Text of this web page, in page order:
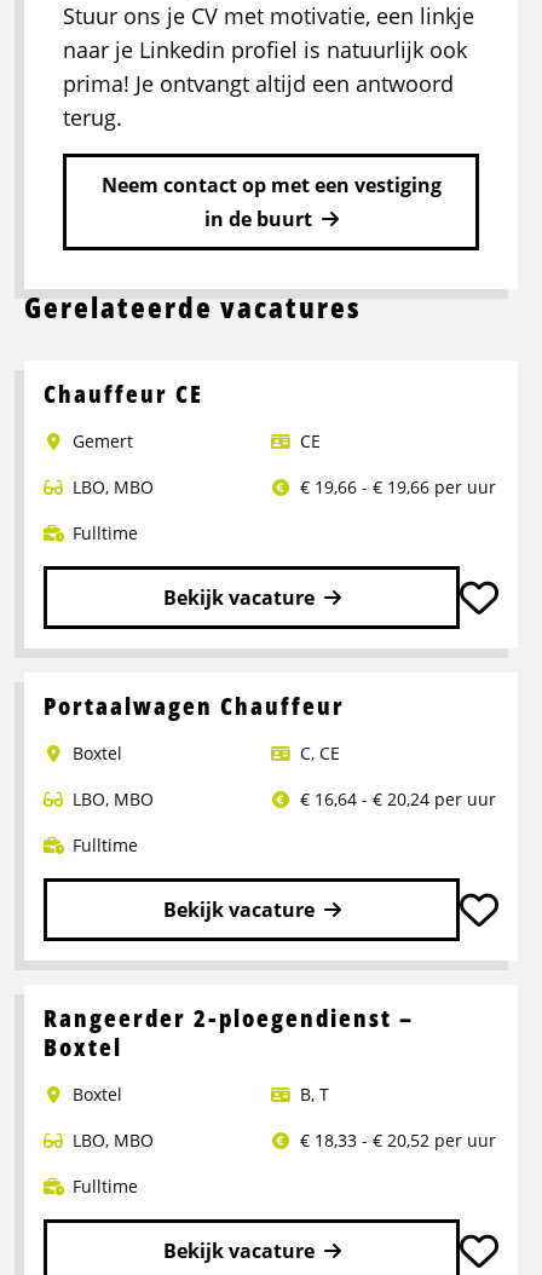
Stuur ons je CV met motivatie, een linkje
naar je Linkedin profiel is natuurlijk ook
prima! Je ontvangt altijd een antwoord
terug.
Neem contact op met een vestiging
in de buurt
Gerelateerde vacatures
Chauffeur CE
Gemert
CE
LBO, MBO
€ 19,66 - € 19,66 per uur
Fulltime
Bekijk vacature
Lees
over
CE
Portaalwagen Chauffeur
Boxtel C, CE
LBO, MBO
€ 16,64 - € 20,24 per uur
Fulltime
Bekijk vacature
Lees
over
Portaalwagen
Rangeerder 2-ploegendienst –
Boxtel
Boxtel B, T
LBO, MBO
€ 18,33 - € 20,52 per uur
Fulltime
Bekijk vacature